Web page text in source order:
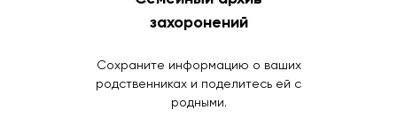
захоронений
Сохраните информацию о ваших
родственниках и поделитесь ей с
родными.